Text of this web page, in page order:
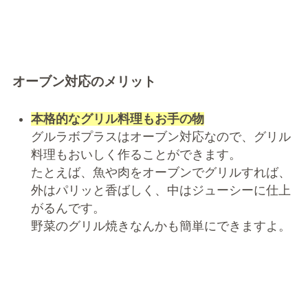
オーブン対応のメリット
本格的なグリル料理もお手の物
グルラボプラスはオーブン対応なので、グリル
料理もおいしく作ることができます。
たとえば、魚や肉をオーブンでグリルすれば、
外はパリッと香ばしく、中はジューシーに仕上
がるんです。
野菜のグリル焼きなんかも簡単にできますよ。